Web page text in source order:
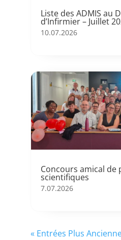
Liste des ADMIS au
d’Infirmier – Juillet
10.07.2026
Concours amical de
scientifiques
7.07.2026
« Entrées Plus